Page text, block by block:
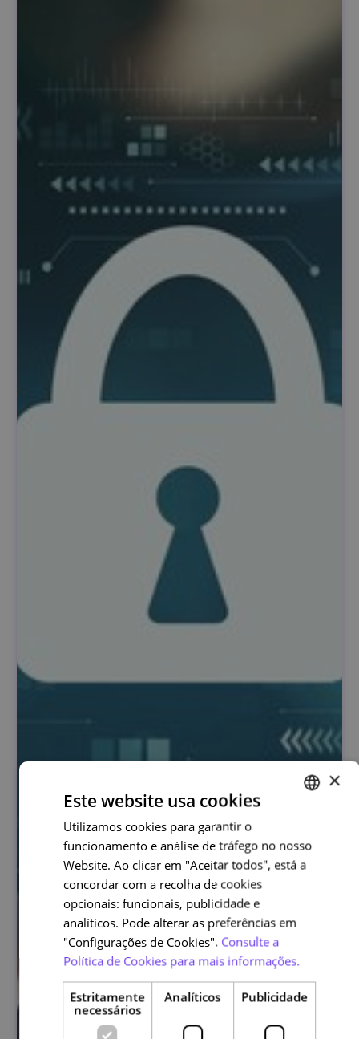
ENGLISH
×
Este website usa cookies
Utilizamos cookies para garantir o
funcionamento e análise de tráfego no nosso
Website. Ao clicar em "Aceitar todos", está a
concordar com a recolha de cookies
opcionais: funcionais, publicidade e
analíticos. Pode alterar as preferências em
"Configurações de Cookies". Consulte a
Política de Cookies para mais informações.
Estritamente
necessários
Analíticos Publicidade